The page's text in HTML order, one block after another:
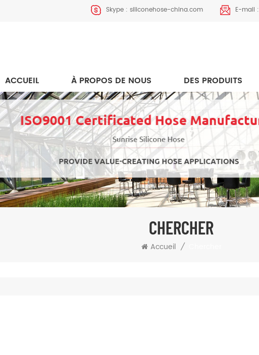
Skype : siliconehose-china.com E-mail :
ACCUEIL À PROPOS DE NOUS DES PRODUITS
CHERCHER
Accueil /